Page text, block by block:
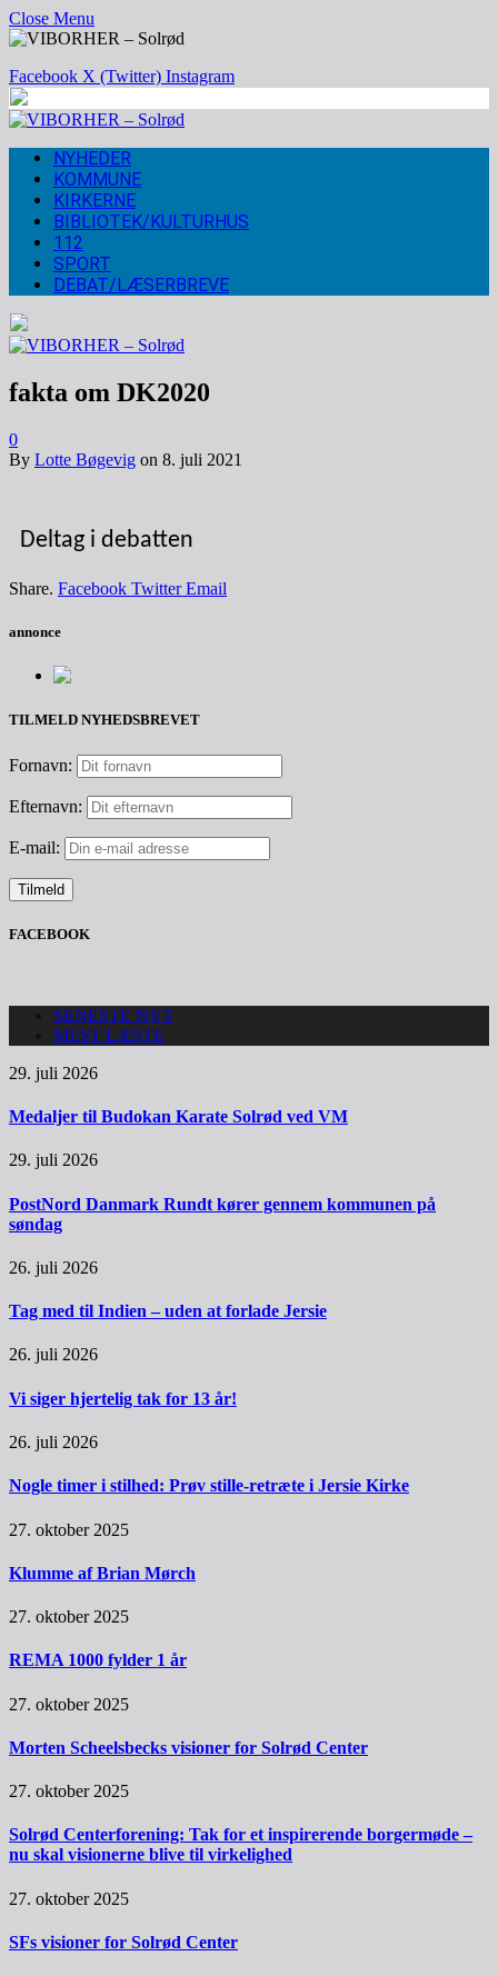
Close Menu
Facebook X (Twitter) Instagram
NYHEDER
KOMMUNE
KIRKERNE
BIBLIOTEK/KULTURHUS
112
SPORT
DEBAT/LÆSERBREVE
fakta om DK2020
0
By Lotte Bøgevig on 8. juli 2021
Deltag i debatten
Share. Facebook Twitter Email
annonce
TILMELD NYHEDSBREVET
Fornavn:
Efternavn:
E-mail:
FACEBOOK
SENESTE NYT
MEST LÆSTE
29. juli 2026
Medaljer til Budokan Karate Solrød ved VM
29. juli 2026
PostNord Danmark Rundt kører gennem kommunen på
søndag
26. juli 2026
Tag med til Indien – uden at forlade Jersie
26. juli 2026
Vi siger hjertelig tak for 13 år!
26. juli 2026
Nogle timer i stilhed: Prøv stille-retræte i Jersie Kirke
27. oktober 2025
Klumme af Brian Mørch
27. oktober 2025
REMA 1000 fylder 1 år
27. oktober 2025
Morten Scheelsbecks visioner for Solrød Center
27. oktober 2025
Solrød Centerforening: Tak for et inspirerende borgermøde –
nu skal visionerne blive til virkelighed
27. oktober 2025
SFs visioner for Solrød Center